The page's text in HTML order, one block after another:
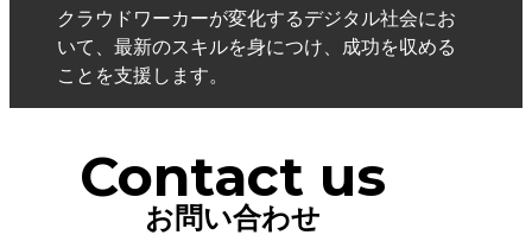
クラウドワーカーが変化するデジタル社会にお
いて、最新のスキルを身につけ、成功を収める
ことを支援します。
Contact us
お問い合わせ